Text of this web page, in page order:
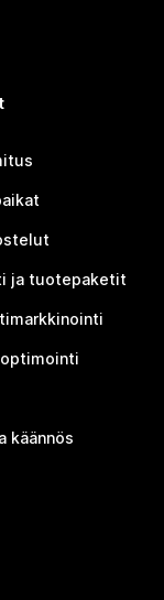
ja tuotepaketit
käännös